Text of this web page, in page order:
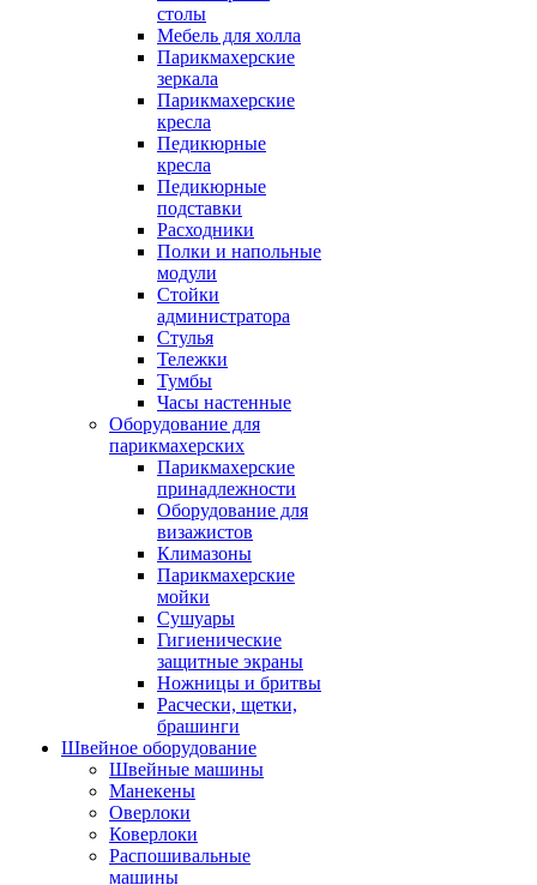
столы
Мебель для холла
Парикмахерские
зеркала
Парикмахерские
кресла
Педикюрные
кресла
Педикюрные
подставки
Расходники
Полки и напольные
модули
Стойки
администратора
Стулья
Тележки
Тумбы
Часы настенные
Оборудование для
парикмахерских
Парикмахерские
принадлежности
Оборудование для
визажистов
Климазоны
Парикмахерские
мойки
Сушуары
Гигиенические
защитные экраны
Ножницы и бритвы
Расчески, щетки,
брашинги
Швейное оборудование
Швейные машины
Манекены
Оверлоки
Коверлоки
Распошивальные
машины